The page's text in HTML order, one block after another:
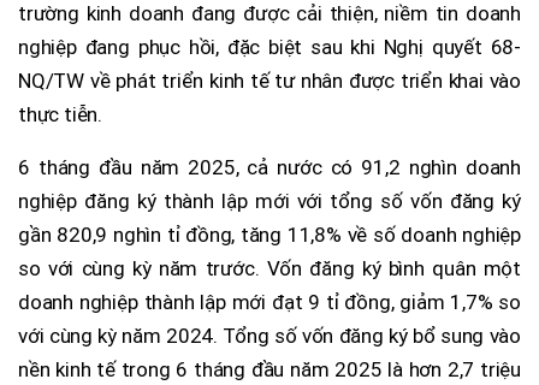
trường kinh doanh đang được cải thiện, niềm tin doanh
nghiệp đang phục hồi, đặc biệt sau khi Nghị quyết 68-
NQ/TW về phát triển kinh tế tư nhân được triển khai vào
thực tiễn.
6 tháng đầu năm 2025, cả nước có 91,2 nghìn doanh
nghiệp đăng ký thành lập mới với tổng số vốn đăng ký
gần 820,9 nghìn tỉ đồng, tăng 11,8% về số doanh nghiệp
so với cùng kỳ năm trước. Vốn đăng ký bình quân một
doanh nghiệp thành lập mới đạt 9 tỉ đồng, giảm 1,7% so
với cùng kỳ năm 2024. Tổng số vốn đăng ký bổ sung vào
nền kinh tế trong 6 tháng đầu năm 2025 là hơn 2,7 triệu